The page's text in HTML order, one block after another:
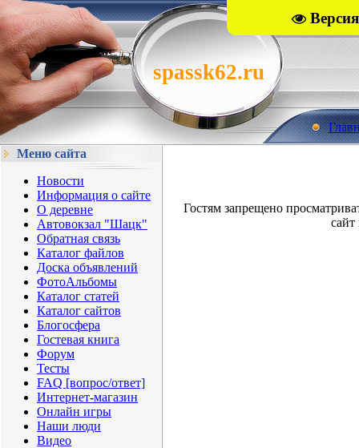
spassk62.ru
Меню сайта
Новости
Информация о сайте
О деревне
Автовокзал "Шацк"
Обратная связь
Каталог файлов
Доска объявлений
ФотоАльбомы
Каталог статей
Каталог сайтов
Блогосфера
Гостевая книга
Форум
Тесты
FAQ [вопрос/ответ]
Интернет-магазин
Онлайн игры
Наши люди
Видео
Гостям запрещено
сайт